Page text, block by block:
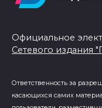
Официальное
Сетевого издания
Ответственность за
касающихся самих